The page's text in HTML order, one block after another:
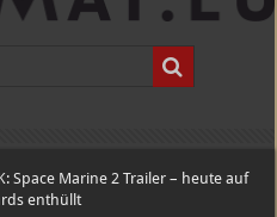
Space Marine 2 Trailer – heute auf
enthüllt